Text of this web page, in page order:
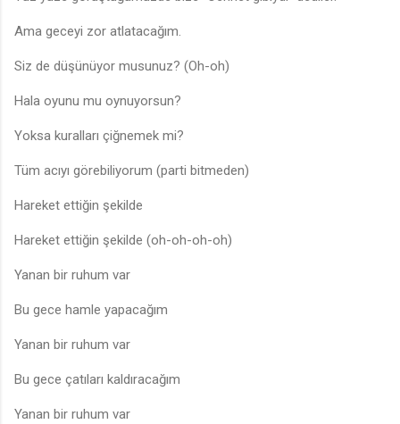
Ama geceyi zor atlatacağım.
Siz de düşünüyor musunuz? (Oh-oh)
Hala oyunu mu oynuyorsun?
Yoksa kuralları çiğnemek mi?
Tüm acıyı görebiliyorum (parti bitmeden)
Hareket ettiğin şekilde
Hareket ettiğin şekilde (oh-oh-oh-oh)
Yanan bir ruhum var
Bu gece hamle yapacağım
Yanan bir ruhum var
Bu gece çatıları kaldıracağım
Yanan bir ruhum var